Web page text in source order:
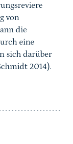
von
die
eine
sich darüber
2014).